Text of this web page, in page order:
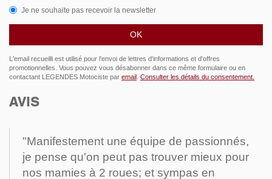
Je ne souhaite pas recevoir la newsletter
L'email recueilli est utilisé pour l'envoi de lettres d'informations et d'offres
promotionnelles. Vous pouvez vous désabonner dans ce même formulaire ou en
contactant LEGENDES Motociste par email Consulter les détails du consentement.
AVIS
"Manifestement une équipe de passionnés,
je pense qu'on peut pas trouver mieux pour
nos mamies à 2 roues; et sympas en